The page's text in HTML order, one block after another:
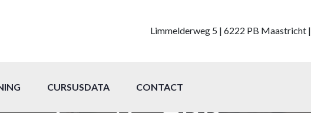
Limmelderweg 5 | 6222 PB Maastricht |
CURSUSDATA CONTACT